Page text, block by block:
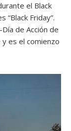
el Black
“Black Friday”.
de Acción de
es el comienzo